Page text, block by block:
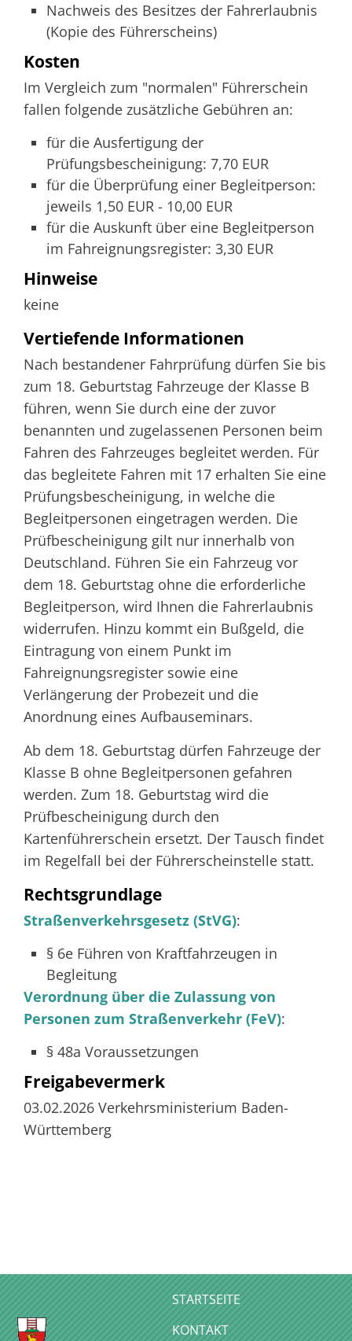
Nachweis des Besitzes der Fahrerlaubnis
(Kopie des Führerscheins)
Kosten
Im Vergleich zum "normalen" Führerschein
fallen folgende zusätzliche Gebühren an:
für die Ausfertigung der
Prüfungsbescheinigung: 7,70 EUR
für die Überprüfung einer Begleitperson:
jeweils 1,50 EUR - 10,00 EUR
für die Auskunft über eine Begleitperson
im Fahreignungsregister: 3,30 EUR
Hinweise
keine
Vertiefende Informationen
Nach bestandener Fahrprüfung dürfen Sie bis
zum 18. Geburtstag Fahrzeuge der Klasse B
führen, wenn Sie durch eine der zuvor
benannten und zugelassenen Personen beim
Fahren des Fahrzeuges begleitet werden. Für
das begleitete Fahren mit 17 erhalten Sie eine
Prüfungsbescheinigung, in welche die
Begleitpersonen eingetragen werden. Die
Prüfbescheinigung gilt nur innerhalb von
Deutschland. Führen Sie ein Fahrzeug vor
dem 18. Geburtstag ohne die erforderliche
Begleitperson, wird Ihnen die Fahrerlaubnis
widerrufen. Hinzu kommt ein Bußgeld, die
Eintragung von einem Punkt im
Fahreignungsregister sowie eine
Verlängerung der Probezeit und die
Anordnung eines Aufbauseminars.
Ab dem 18. Geburtstag dürfen Fahrzeuge der
Klasse B ohne Begleitpersonen gefahren
werden. Zum 18. Geburtstag wird die
Prüfbescheinigung durch den
Kartenführerschein ersetzt. Der Tausch findet
im Regelfall bei der Führerscheinstelle statt.
Rechtsgrundlage
Straßenverkehrsgesetz (StVG):
§ 6e Führen von Kraftfahrzeugen in
Begleitung
Verordnung über die Zulassung von
Personen zum Straßenverkehr (FeV):
§ 48a Voraussetzungen
Freigabevermerk
03.02.2026 Verkehrsministerium Baden-
Württemberg
STARTSEITE
KONTAKT